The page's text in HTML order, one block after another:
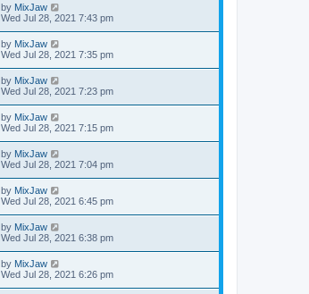
by MixJaw
Wed Jul 28, 2021 7:43 pm
by MixJaw
Wed Jul 28, 2021 7:35 pm
by MixJaw
Wed Jul 28, 2021 7:23 pm
by MixJaw
Wed Jul 28, 2021 7:15 pm
by MixJaw
Wed Jul 28, 2021 7:04 pm
by MixJaw
Wed Jul 28, 2021 6:45 pm
by MixJaw
Wed Jul 28, 2021 6:38 pm
by MixJaw
Wed Jul 28, 2021 6:26 pm